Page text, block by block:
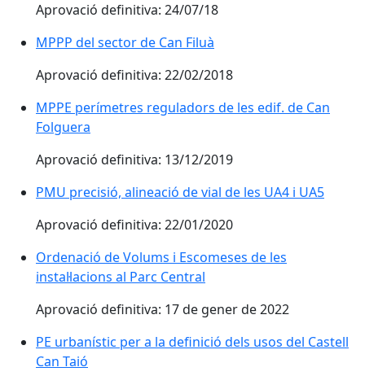
Aprovació definitiva: 24/07/18
MPPP del sector de Can Filuà
Aprovació definitiva: 22/02/2018
MPPE perímetres reguladors de les edif. de Can
Folguera
Aprovació definitiva: 13/12/2019
PMU precisió, alineació de vial de les UA4 i UA5
Aprovació definitiva: 22/01/2020
Ordenació de Volums i Escomeses de les
instal·lacions al Parc Central
Aprovació definitiva: 17 de gener de 2022
PE urbanístic per a la definició dels usos del Castell
Can Taió